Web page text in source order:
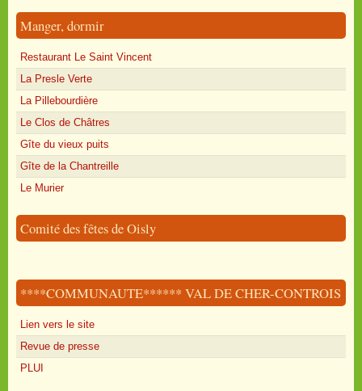
Manger, dormir
Restaurant Le Saint Vincent
La Presle Verte
La Pillebourdière
Le Clos de Châtres
Gîte du vieux puits
Gîte de la Chantreille
Le Murier
Comité des fêtes de Oisly
****COMMUNAUTE****** VAL DE CHER-CONTROIS
Lien vers le site
Revue de presse
PLUI